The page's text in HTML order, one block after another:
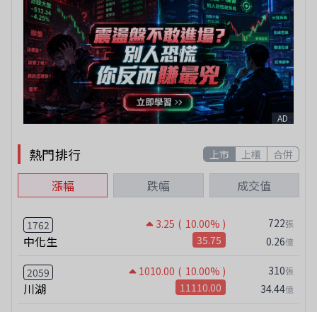
AD
熱門排行 上市 上櫃 合併
漲幅 跌幅 成交值
1762 3.25 ( 10.00% )
中化生 35.75
722張
0.26億
2059 1010.00 ( 10.00% )
川湖 11110.00
310張
34.44億